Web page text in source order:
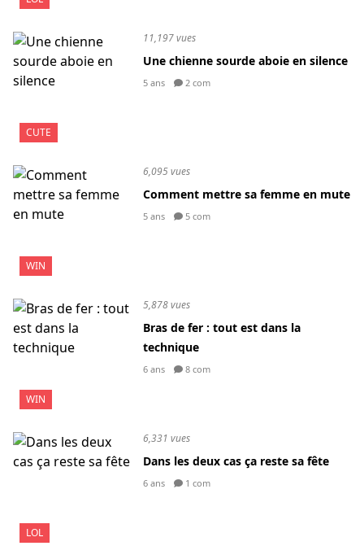
CUTE
11,197 vues
Une chienne sourde aboie en silence
5 ans 2 com
WIN
6,095 vues
Comment mettre sa femme en mute
5 ans 5 com
WIN
5,878 vues
Bras de fer : tout est dans la
technique
6 ans 8 com
LOL
6,331 vues
Dans les deux cas ça reste sa fête
6 ans 1 com